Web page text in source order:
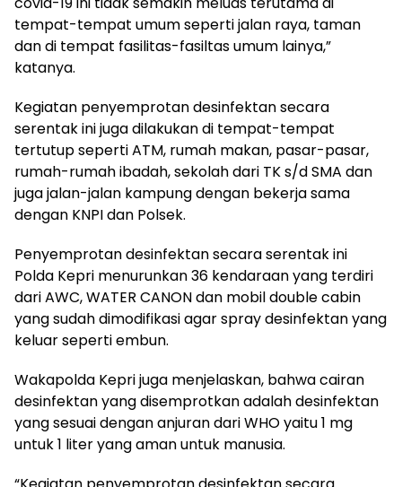
tempat-tempat umum seperti jalan raya, taman
dan di tempat fasilitas-fasiltas umum lainya,”
katanya.
Kegiatan penyemprotan desinfektan secara
serentak ini juga dilakukan di tempat-tempat
tertutup seperti ATM, rumah makan, pasar-pasar,
rumah-rumah ibadah, sekolah dari TK s/d SMA dan
juga jalan-jalan kampung dengan bekerja sama
dengan KNPI dan Polsek.
Penyemprotan desinfektan secara serentak ini
Polda Kepri menurunkan 36 kendaraan yang terdiri
dari AWC, WATER CANON dan mobil double cabin
yang sudah dimodifikasi agar spray desinfektan yang
keluar seperti embun.
Wakapolda Kepri juga menjelaskan, bahwa cairan
desinfektan yang disemprotkan adalah desinfektan
yang sesuai dengan anjuran dari WHO yaitu 1 mg
untuk 1 liter yang aman untuk manusia.